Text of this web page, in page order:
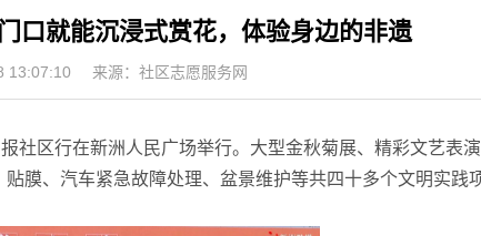
口就能沉浸式赏花，体验身边的非遗
13:07:10 来源：社区志愿服务网
区行在新洲人民广场举行。大型金秋菊展、精彩文艺表演
膜、汽车紧急故障处理、盆景维护等共四十多个文明实践